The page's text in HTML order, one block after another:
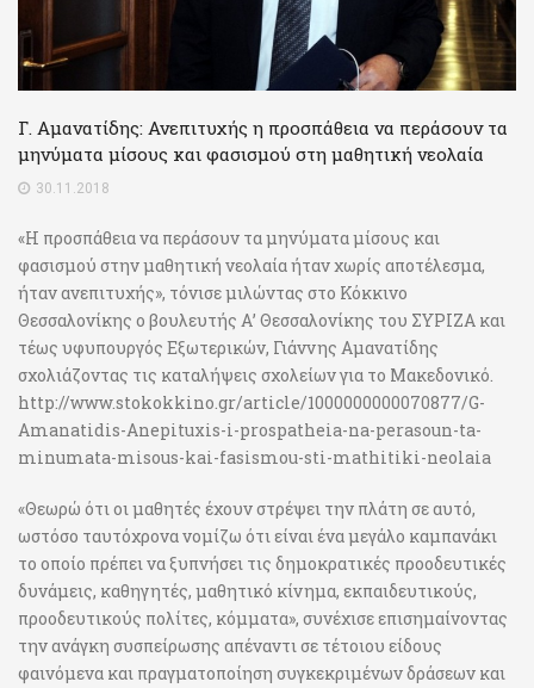
Γ. Αμανατίδης: Ανεπιτυχής η προσπάθεια να περάσουν τα
μηνύματα μίσους και φασισμού στη μαθητική νεολαία
30.11.2018
«Η προσπάθεια να περάσουν τα μηνύματα μίσους και
φασισμού στην μαθητική νεολαία ήταν χωρίς αποτέλεσμα,
ήταν ανεπιτυχής», τόνισε μιλώντας στο Κόκκινο
Θεσσαλονίκης ο βουλευτής Α’ Θεσσαλονίκης του ΣΥΡΙΖΑ και
τέως υφυπουργός Εξωτερικών, Γιάννης Αμανατίδης
σχολιάζοντας τις καταλήψεις σχολείων για το Μακεδονικό.
http://www.stokokkino.gr/article/1000000000070877/G-
Amanatidis-Anepituxis-i-prospatheia-na-perasoun-ta-
minumata-misous-kai-fasismou-sti-mathitiki-neolaia
«Θεωρώ ότι οι μαθητές έχουν στρέψει την πλάτη σε αυτό,
ωστόσο ταυτόχρονα νομίζω ότι είναι ένα μεγάλο καμπανάκι
το οποίο πρέπει να ξυπνήσει τις δημοκρατικές προοδευτικές
δυνάμεις, καθηγητές, μαθητικό κίνημα, εκπαιδευτικούς,
προοδευτικούς πολίτες, κόμματα», συνέχισε επισημαίνοντας
την ανάγκη συσπείρωσης απέναντι σε τέτοιου είδους
φαινόμενα και πραγματοποίηση συγκεκριμένων δράσεων και